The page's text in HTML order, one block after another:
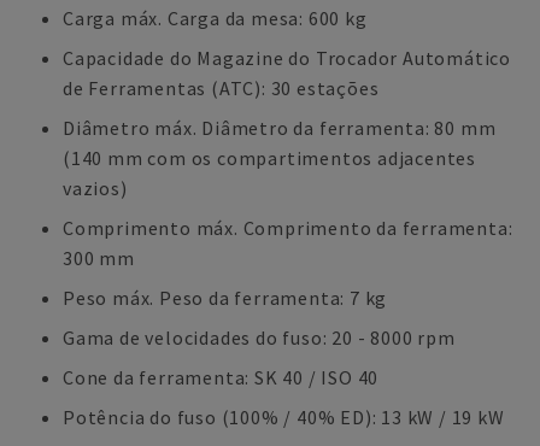
Carga máx. Carga da mesa: 600 kg
Capacidade do Magazine do Trocador Automático
de Ferramentas (ATC): 30 estações
Diâmetro máx. Diâmetro da ferramenta: 80 mm
(140 mm com os compartimentos adjacentes
vazios)
Comprimento máx. Comprimento da ferramenta:
300 mm
Peso máx. Peso da ferramenta: 7 kg
Gama de velocidades do fuso: 20 - 8000 rpm
Cone da ferramenta: SK 40 / ISO 40
Potência do fuso (100% / 40% ED): 13 kW / 19 kW